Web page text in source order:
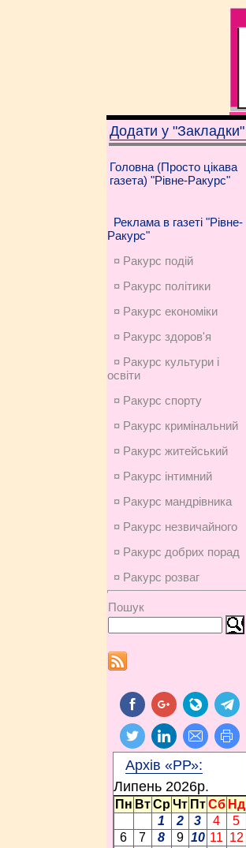
Додати у "Закладки"
Головна (Просто цікава
газета) "Рівне-Ракурс"
Реклама в газеті "Рівне-
Ракурс"
¤ Ракурс подій
¤ Ракурс політики
¤ Ракурс економiки
¤ Ракурс здоров'я
¤ Ракурс культури і
освіти
¤ Ракурс спорту
¤ Ракурс кримінальний
¤ Ракурс житейський
¤ Ракурс інтимний
¤ Ракурс мандрівника
¤ Ракурс незвичайного
¤ Ракурс добрих порад
¤ Ракурс розваг
Пошук
Архів «РР»:
Липень 2026p.
Пн Вт Ср Чт Пт Сб Нд
1
2 3 4
5
6
7 8 9 10 11 12